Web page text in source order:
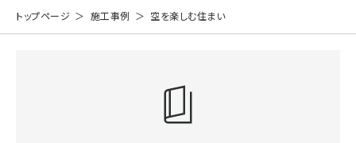
トップページ 施工事例 空を楽しむ住まい